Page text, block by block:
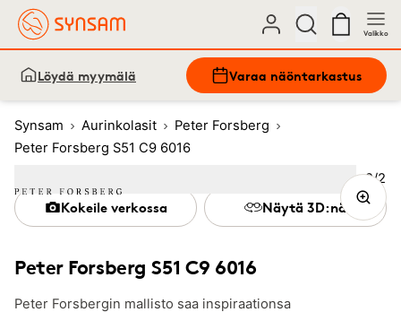
Valikko
Löydä myymälä Varaa näöntarkastus
Synsam Aurinkolasit
Peter Forsberg
Peter Forsberg S51 C9 6016
Peter Forsberg S51 C9 6016
Peter Forsbergin mallisto saa inspiraationsa
Kokeile verkossa Näytä 3D:nä
Kuva
2/2
Image (Current image)